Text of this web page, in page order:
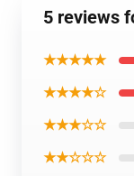
5 reviews
★★★★★
★★★★☆
★★★☆☆
★★☆☆☆